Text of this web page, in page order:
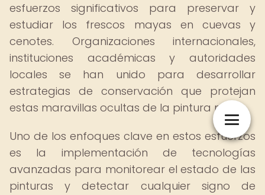
esfuerzos significativos para preservar y
estudiar los frescos mayas en cuevas y
cenotes. Organizaciones internacionales,
instituciones académicas y autoridades
locales se han unido para desarrollar
estrategias de conservación que protejan
estas maravillas ocultas de la pintura maya.
Uno de los enfoques clave en estos esfuerzos
es la implementación de tecnologías
avanzadas para monitorear el estado de las
pinturas y detectar cualquier signo de